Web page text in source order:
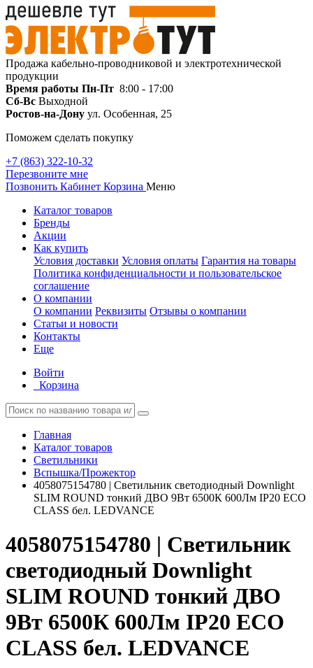
Продажа кабельно-проводниковой и электротехнической
продукции
Время работы Пн-Пт 8:00 - 17:00
Сб-Вс Выходной
Ростов-на-Дону ул. Особенная, 25
Поможем сделать покупку
+7 (863) 322-10-32
Перезвоните мне
Позвонить Кабинет Корзина Меню
Каталог товаров
Бренды
Акции
Как купить
Условия доставки Условия оплаты Гарантия на товары
Политика конфиденциальности и пользовательское
соглашение
О компании
О компании Реквизиты Отзывы о компании
Статьи и новости
Контакты
Еще
Войти
Корзина
Главная
Каталог товаров
Светильники
Вспышка/Прожектор
4058075154780 | Светильник светодиодный Downlight
SLIM ROUND тонкий ДВО 9Вт 6500К 600Лм IP20 ECO
CLASS бел. LEDVANCE
4058075154780 | Светильник
светодиодный Downlight
SLIM ROUND тонкий ДВО
9Вт 6500К 600Лм IP20 ECO
CLASS бел. LEDVANCE